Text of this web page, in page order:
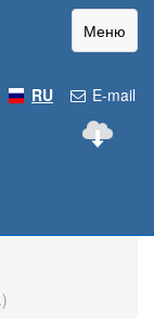
Меню
E-mail
RU